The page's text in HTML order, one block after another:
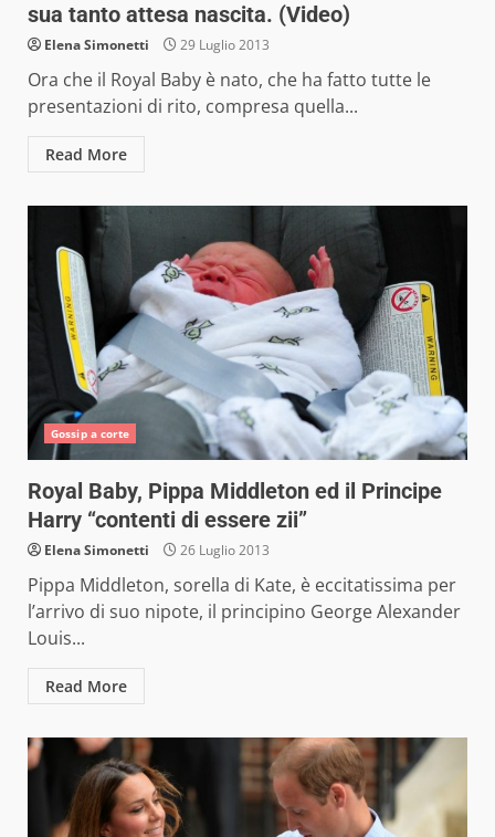
sua tanto attesa nascita. (Video)
Elena Simonetti 29 Luglio 2013
Ora che il Royal Baby è nato, che ha fatto tutte le
presentazioni di rito, compresa quella...
Read More
Gossip a corte
Royal Baby, Pippa Middleton ed il Principe
Harry “contenti di essere zii”
Elena Simonetti 26 Luglio 2013
Pippa Middleton, sorella di Kate, è eccitatissima per
l’arrivo di suo nipote, il principino George Alexander
Louis...
Read More